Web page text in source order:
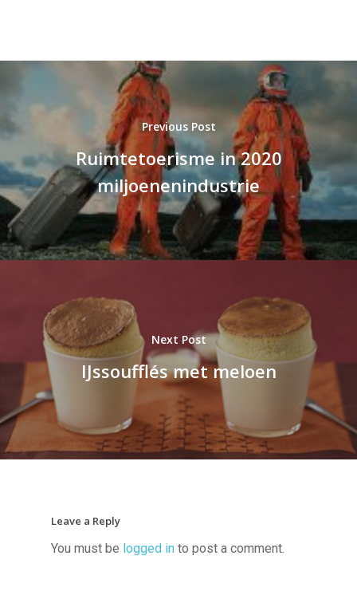
Previous Post
Ruimtetoerisme in 2020
miljoenenindustrie
Next Post
IJssoufflés met meloen
Leave a Reply
You must be logged in to post a comment.